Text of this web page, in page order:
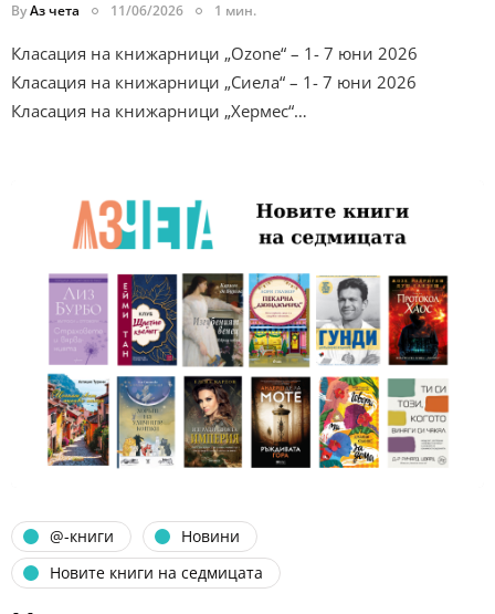
ByАз чета 11/06/2026 1 мин.
Класация на книжарници „Ozone“ – 1- 7 юни 2026
Класация на книжарници „Сиела“ – 1- 7 юни 2026
Класация на книжарници „Хермес“…
@-книги
Новини
Новите книги на седмицата